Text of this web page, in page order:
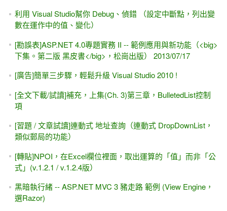
利用 Visual Studio幫你 Debug、偵錯 （設定中斷點，列出變
數在運作中的值、變化）
[勘誤表]ASP.NET 4.0專題實務 II -- 範例應用與新功能（<big>
下集。第二版 黑皮書</big>，松崗出版） 2013/07/17
[廣告]簡單三步驟，輕鬆升級 Visual Studio 2010 !
[全文下載/試讀]補充，上集(Ch. 3)第三章，BulletedList控制
項
[習題 / 文章試讀]連動式 地址查詢（連動式 DropDownList，
類似郵局的功能）
[轉貼]NPOI，在Excel欄位裡面，取出運算的「值」而非「公
式」(v.1.2.1 / v.1.2.4版）
黑暗執行緒 -- ASP.NET MVC 3 豬走路 範例 (View Engine，
選Razor)